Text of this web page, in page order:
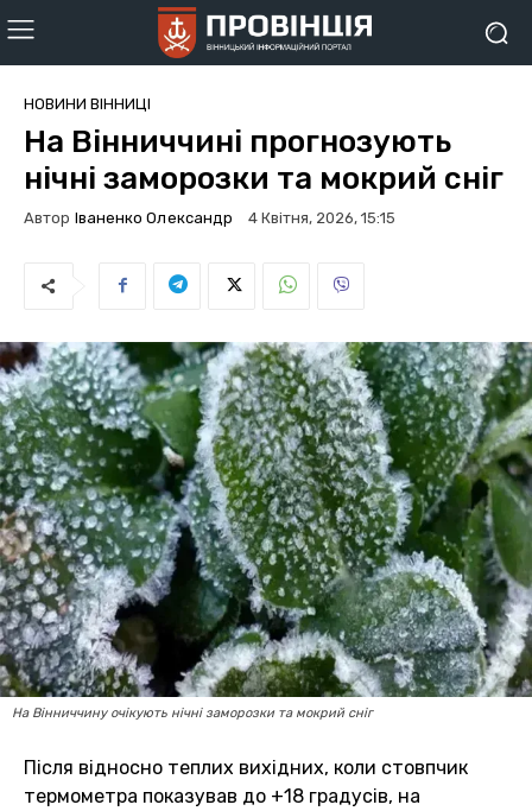
НОВИНИ ВІННИЦІ
На Вінниччині прогнозують
нічні заморозки та мокрий сніг
Автор Іваненко Олександр 4 Квітня, 2026, 15:15
На Вінниччину очікують нічні заморозки та мокрий сніг
Після відносно теплих вихідних, коли стовпчик
термометра показував до +18 градусів, на